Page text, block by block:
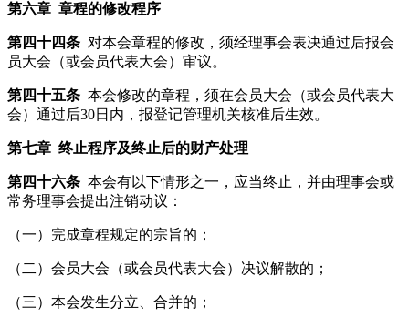
第六章 章程的修改程序
第四十四条 对本会章程的修改，须经理事会表决通过后报会
员大会（或会员代表大会）审议。
第四十五条 本会修改的章程，须在会员大会（或会员代表大
会）通过后30日内，报登记管理机关核准后生效。
第七章 终止程序及终止后的财产处理
第四十六条 本会有以下情形之一，应当终止，并由理事会或
常务理事会提出注销动议：
（一）完成章程规定的宗旨的；
（二）会员大会（或会员代表大会）决议解散的；
（三）本会发生分立、合并的；